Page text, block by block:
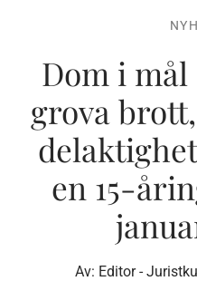
Dom i
grova
en 15-
Av: Editor -